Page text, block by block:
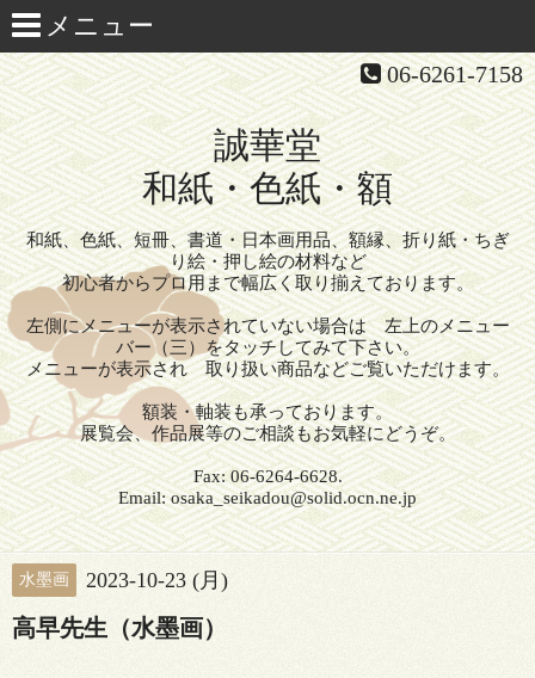
06-6261-7158
誠華堂
和紙・色紙・額
和紙、色紙、短冊、書道・日本画用品、額縁、折り紙・ちぎ
り絵・押し絵の材料など
初心者からプロ用まで幅広く取り揃えております。
左側にメニューが表示されていない場合は 左上のメニュー
バー（三）をタッチしてみて下さい。
メニューが表示され 取り扱い商品などご覧いただけます。
額装・軸装も承っております。
展覧会、作品展等のご相談もお気軽にどうぞ。
Fax: 06-6264-6628.
Email: osaka_seikadou@solid.ocn.ne.jp
水墨画 2023-10-23 (月)
高早先生（水墨画）